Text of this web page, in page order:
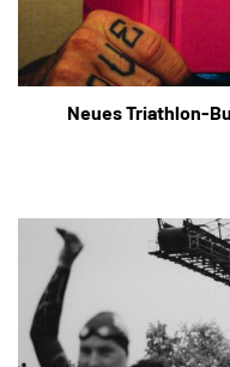
Neues Triathlon-